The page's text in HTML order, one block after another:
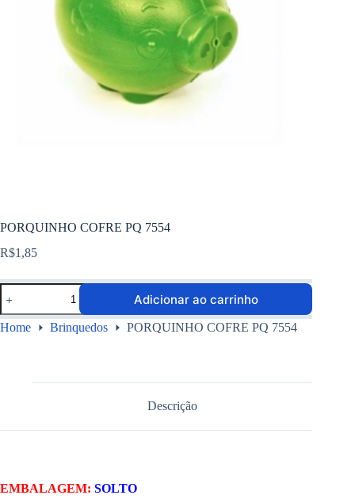
PORQUINHO COFRE PQ 7554
R$1,85
Adicionar ao carrinho
Home Brinquedos PORQUINHO COFRE PQ 7554
Descrição
EMBALAGEM: SOLTO